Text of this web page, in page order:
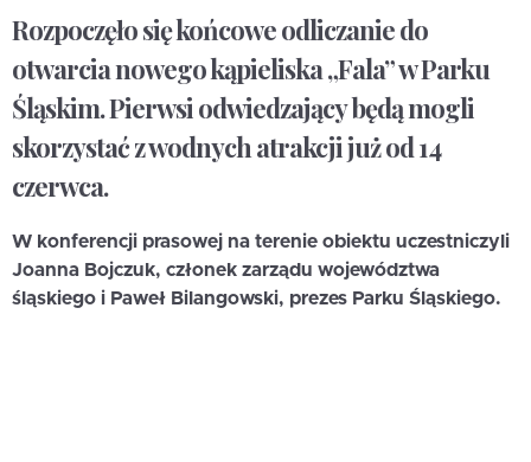
Rozpoczęło się końcowe odliczanie do
otwarcia nowego kąpieliska „Fala” w Parku
Śląskim. Pierwsi odwiedzający będą mogli
skorzystać z wodnych atrakcji już od 14
czerwca.
W konferencji prasowej na terenie obiektu uczestniczyli
Joanna Bojczuk, członek zarządu województwa
śląskiego i Paweł Bilangowski, prezes Parku Śląskiego.